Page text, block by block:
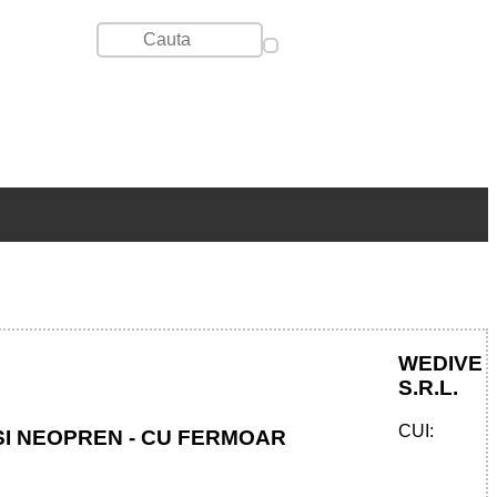
NEOPREN - CU FERMOAR
WEDIVE
S.R.L.
CUI: